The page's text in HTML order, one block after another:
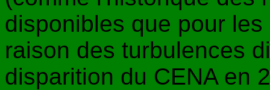
disponibles que pour
raison des turbulences
disparition du CENA en